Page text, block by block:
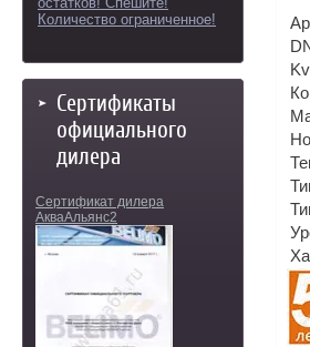
Количество ограниченное!
Сертификаты
официального
дилера
Сертификат дилера
АкваАльянс2